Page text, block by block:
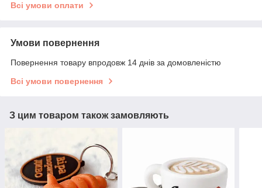
Всі умови оплати
Умови повернення
Повернення товару впродовж 14 днів за домовленістю
Всі умови повернення
З цим товаром також замовляють